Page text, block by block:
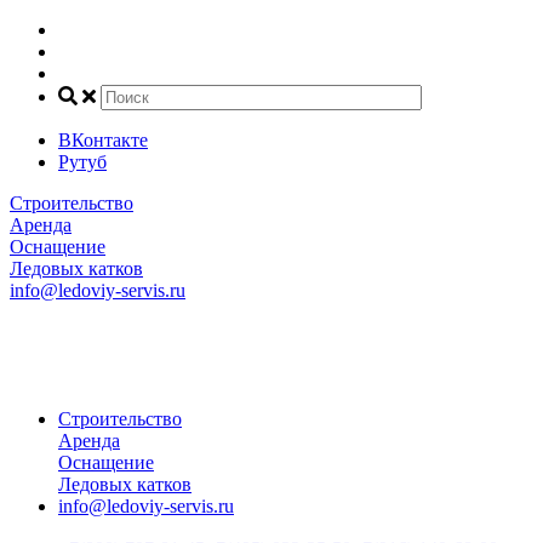
ВКонтакте
Рутуб
Строительство
Аренда
Оснащение
Ледовых катков
info@ledoviy-servis.ru
Строительство
Аренда
Оснащение
Ледовых катков
info@ledoviy-servis.ru